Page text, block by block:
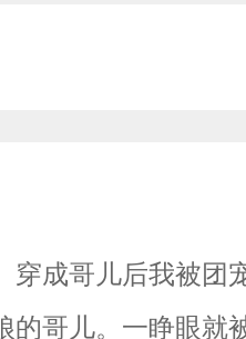
穿成哥儿后我被团
的哥儿。一睁眼就